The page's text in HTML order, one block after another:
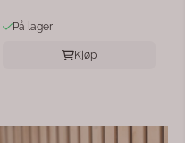
På lager
Kjøp